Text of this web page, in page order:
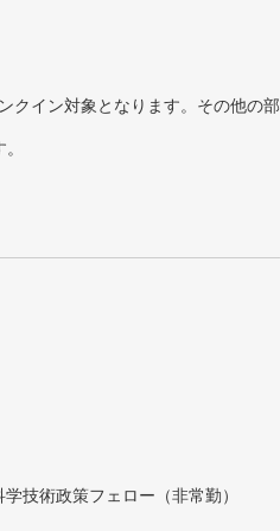
クイン対象となります。その他の部
技術政策フェロー（非常勤）